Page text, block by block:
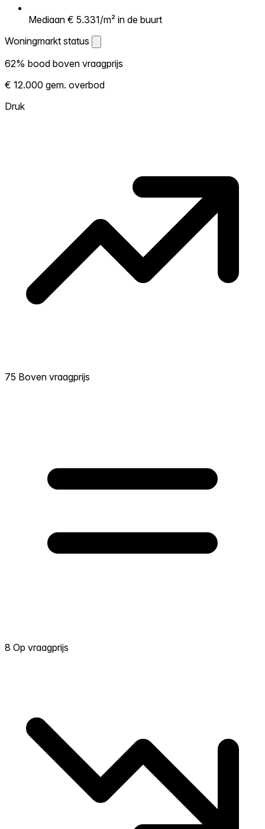
Mediaan € 5.331/m² in de buurt
Woningmarkt status
Woningmarkt status
Laat zien hoe competitief de markt hier is.
Hoe meer woningen boven vraagprijs
verkopen, hoe heter. Heet? Verwacht
62% bood boven vraagprijs
€ 12.000 gem. overbod
Druk
75 Boven vraagprijs
8 Op vraagprijs